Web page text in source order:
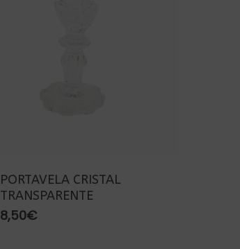
PORTAVELA CRISTAL
TRANSPARENTE
8,50€